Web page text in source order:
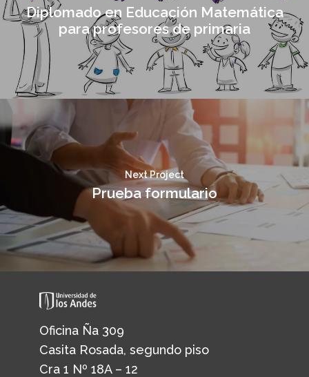
Diplomado en Educación Matemática
para profesores de primaria
Next Project
Prueba formulario
Oficina Ña 309
Casita Rosada, segundo piso
Cra 1 Nº 18A – 12